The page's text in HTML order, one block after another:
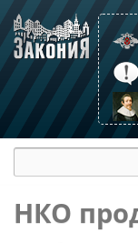
НКО